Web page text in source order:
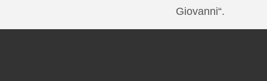
Giovanni“.